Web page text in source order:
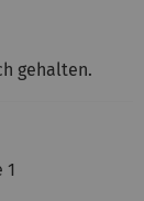
gehalten.
1